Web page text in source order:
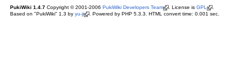
PukiWiki 1.4.7Copyright © 2001-2006 PukiWiki Developers Team . License is GPL
.
Based on "PukiWiki" 1.3 by yu-ji . Powered by PHP 5.3.3. HTML convert time: 0.001 sec.